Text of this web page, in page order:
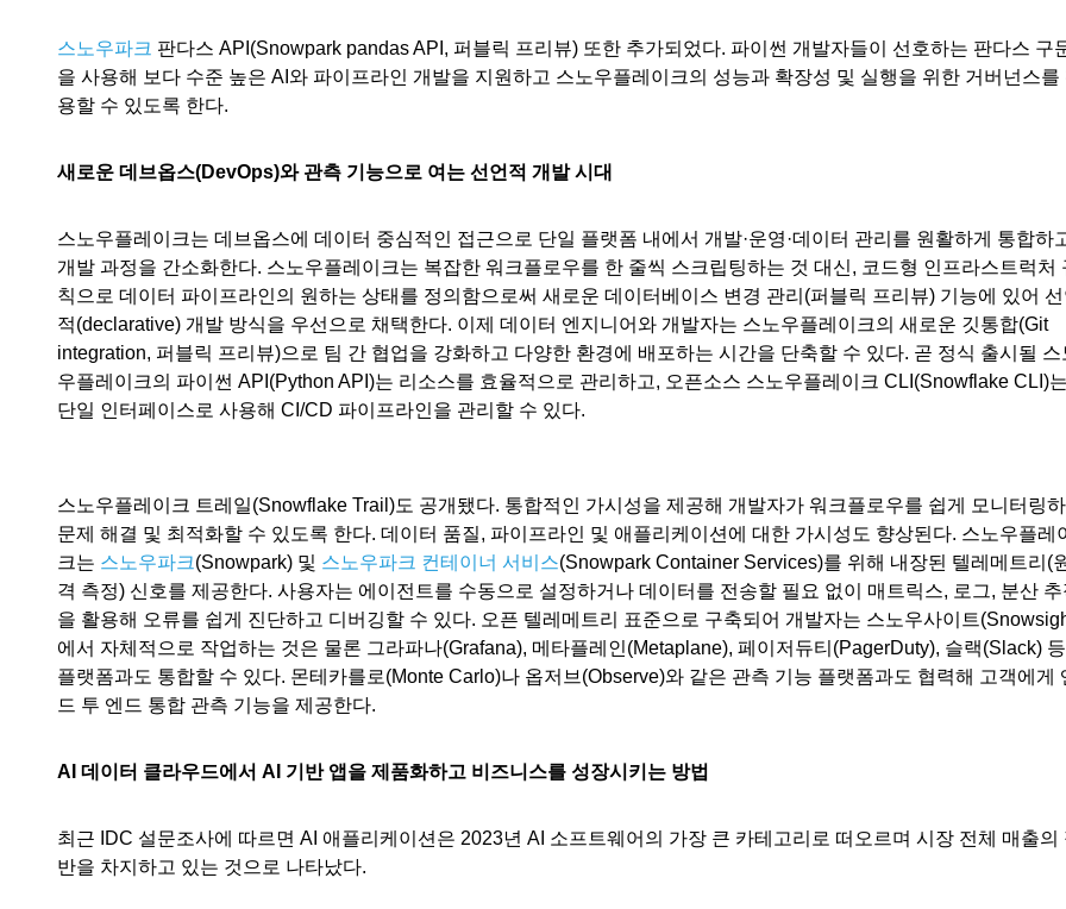
스노우파크 판다스 API(Snowpark pandas API, 퍼블릭 프리뷰) 또한 추가되었다. 파이썬 개발자들이 선호하는 판다스 구
을 사용해 보다 수준 높은 AI와 파이프라인 개발을 지원하고 스노우플레이크의 성능과 확장성 및 실행을 위한 거버넌스를
용할 수 있도록 한다.
새로운 데브옵스(DevOps)와 관측 기능으로 여는 선언적 개발 시대
스노우플레이크는 데브옵스에 데이터 중심적인 접근으로 단일 플랫폼 내에서 개발·운영·데이터 관리를 원활하게 통합하
개발 과정을 간소화한다. 스노우플레이크는 복잡한 워크플로우를 한 줄씩 스크립팅하는 것 대신, 코드형 인프라스트럭처
칙으로 데이터 파이프라인의 원하는 상태를 정의함으로써 새로운 데이터베이스 변경 관리(퍼블릭 프리뷰) 기능에 있어 선
적(declarative) 개발 방식을 우선으로 채택한다. 이제 데이터 엔지니어와 개발자는 스노우플레이크의 새로운 깃통합(Git
integration, 퍼블릭 프리뷰)으로 팀 간 협업을 강화하고 다양한 환경에 배포하는 시간을 단축할 수 있다. 곧 정식 출시될 스
우플레이크의 파이썬 API(Python API)는 리소스를 효율적으로 관리하고, 오픈소스 스노우플레이크 CLI(Snowflake CLI)는
단일 인터페이스로 사용해 CI/CD 파이프라인을 관리할 수 있다.
스노우플레이크 트레일(Snowflake Trail)도 공개됐다. 통합적인 가시성을 제공해 개발자가 워크플로우를 쉽게 모니터링
문제 해결 및 최적화할 수 있도록 한다. 데이터 품질, 파이프라인 및 애플리케이션에 대한 가시성도 향상된다. 스노우플레이
크는 스노우파크(Snowpark) 및 스노우파크 컨테이너 서비스(Snowpark Container Services)를 위해 내장된 텔레메트리(
격 측정) 신호를 제공한다. 사용자는 에이전트를 수동으로 설정하거나 데이터를 전송할 필요 없이 매트릭스, 로그, 분산 추
을 활용해 오류를 쉽게 진단하고 디버깅할 수 있다. 오픈 텔레메트리 표준으로 구축되어 개발자는 스노우사이트
에서 자체적으로 작업하는 것은 물론 그라파나(Grafana), 메타플레인(Metaplane), 페이저듀티(PagerDuty), 슬랙(Slack) 등
플랫폼과도 통합할 수 있다. 몬테카를로(Monte Carlo)나 옵저브(Observe)와 같은 관측 기능 플랫폼과도 협력해 고객에게
드 투 엔드 통합 관측 기능을 제공한다.
AI 데이터 클라우드에서 AI 기반 앱을 제품화하고 비즈니스를 성장시키는 방법
최근 IDC 설문조사에 따르면 AI 애플리케이션은 2023년 AI 소프트웨어의 가장 큰 카테고리로 떠오르며 시장 전체 매출의
반을 차지하고 있는 것으로 나타났다.